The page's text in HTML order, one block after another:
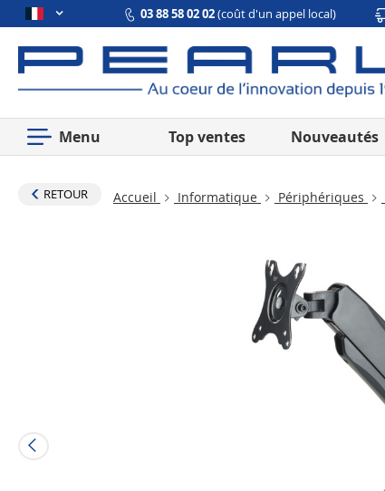
03 88 58 02 02(coût d'un appel local)
Menu Top ventes Nouveautés
RETOUR Accueil Informatique Périphériques